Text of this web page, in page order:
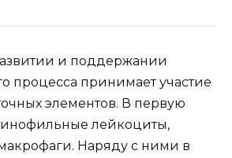
и поддержании
процесса принимает участие
элементов. В первую
лейкоциты,
Наряду с ними в